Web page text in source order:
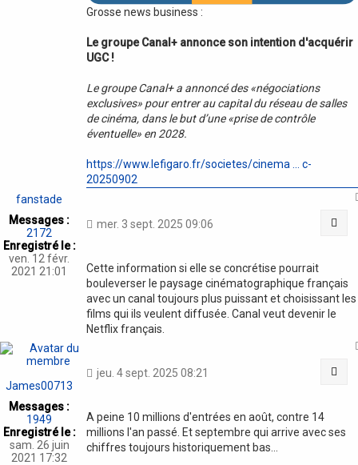
Grosse news business :
Le groupe Canal+ annonce son intention d'acquérir
UGC !
Le groupe Canal+ a annoncé des «négociations
exclusives» pour entrer au capital du réseau de salles
de cinéma, dans le but d’une «prise de contrôle
éventuelle» en 2028.
https://www.lefigaro.fr/societes/cinema ... c-
20250902
fanstade
Messages :
2172
Enregistré le :
ven. 12 févr.
2021 21:01
mer. 3 sept. 2025 09:06
Cette information si elle se concrétise pourrait
bouleverser le paysage cinématographique français
avec un canal toujours plus puissant et choisissant les
films qui ils veulent diffusée. Canal veut devenir le
Netflix français.
James00713
Messages :
1949
Enregistré le :
sam. 26 juin
2021 17:32
jeu. 4 sept. 2025 08:21
A peine 10 millions d'entrées en août, contre 14
millions l'an passé. Et septembre qui arrive avec ses
chiffres toujours historiquement bas...